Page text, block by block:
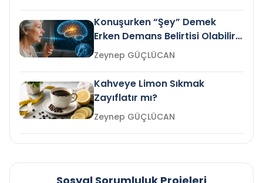
Konuşurken “Şey” Demek
Erken Demans Belirtisi Olabilir
mi?
Zeynep GÜÇLÜCAN
Kahveye Limon Sıkmak
Zayıflatır mı?
Zeynep GÜÇLÜCAN